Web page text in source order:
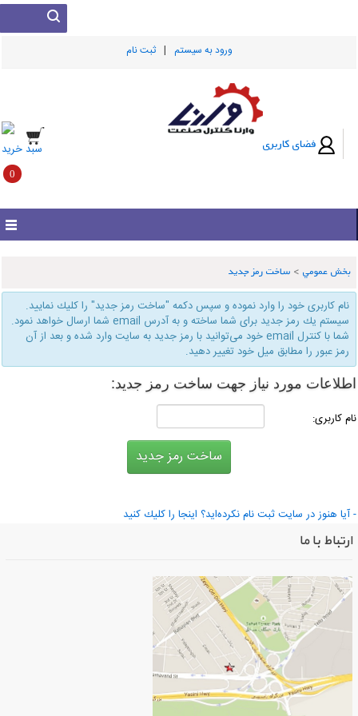
ورود به سيستم| ثبت نام
فضای کاربری سبد خرید
0
بخش عمومي> ساخت رمز جدید
نام كاربری خود را وارد نموده و سپس دكمه "ساخت رمز جدید" را كلیك نمایید.
سیستم یك رمز جدید برای شما ساخته و به آدرس email شما ارسال خواهد نمود.
شما با كنترل email خود می‌توانید با رمز جدید به سایت وارد شده و بعد از آن
رمز عبور را مطابق میل خود تغییر دهید.
اطلاعات مورد نیاز جهت ساخت رمز جدید:
نام كاربری:
- آیا هنوز در سایت ثبت نام نكرده‌اید؟ اینجا را كلیك كنید
ارتباط با ما